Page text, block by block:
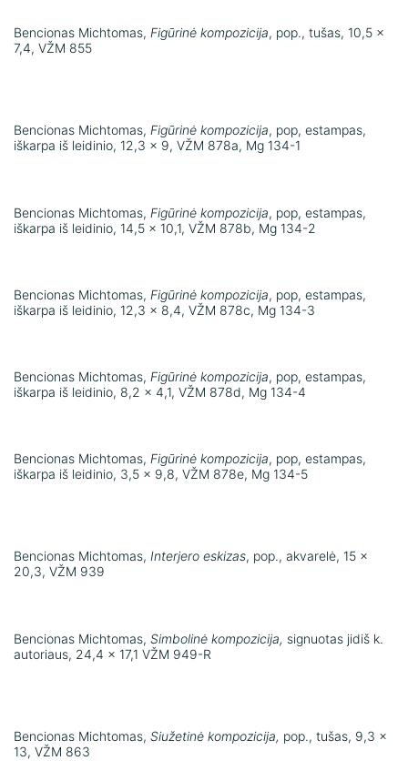
Bencionas Michtomas, Figūrinė kompozicija, pop., tušas, 10,5 x
7,4, VŽM 855
Bencionas Michtomas, Figūrinė kompozicija, pop, estampas,
iškarpa iš leidinio, 12,3 x 9, VŽM 878a, Mg 134-1
Bencionas Michtomas, Figūrinė kompozicija, pop, estampas,
iškarpa iš leidinio, 14,5 x 10,1, VŽM 878b, Mg 134-2
Bencionas Michtomas, Figūrinė kompozicija, pop, estampas,
iškarpa iš leidinio, 12,3 x 8,4, VŽM 878c, Mg 134-3
Bencionas Michtomas, Figūrinė kompozicija, pop, estampas,
iškarpa iš leidinio, 8,2 x 4,1, VŽM 878d, Mg 134-4
Bencionas Michtomas, Figūrinė kompozicija, pop, estampas,
iškarpa iš leidinio, 3,5 x 9,8, VŽM 878e, Mg 134-5
Bencionas Michtomas, Interjero eskizas, pop., akvarelė, 15 x
20,3, VŽM 939
Bencionas Michtomas, Simbolinė kompozicija, signuotas jidiš k.
autoriaus, 24,4 x 17,1 VŽM 949-R
Bencionas Michtomas, Siužetinė kompozicija, pop., tušas, 9,3 x
13, VŽM 863